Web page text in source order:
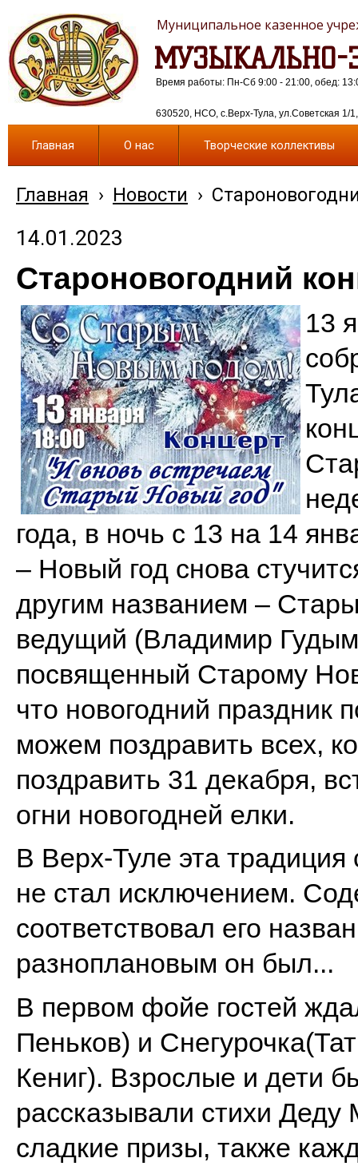
МУЗЫКАЛЬНО-
Муниципальное казенное
630520, НСО, с.Верх-Тула, ул.Советская 1/
Время работы: Пн-Сб 9:00 - 21:00, обед:
Главная О нас Творческие коллективы
Главная › Новости ›
14.01.2023
Староновогодний
13
года, в ночь с 13 на 14
– Новый год снова
другим названием –
ведущий (Владимир
посвященный Старому
что новогодний праздник
можем поздравить всех,
поздравить 31 декабря,
огни новогодней елки.
В Верх-Туле эта традиция
не стал исключением.
соответствовал его
разноплановым он был...
В первом фойе гостей
Пеньков) и
Кениг). Взрослые и дети
рассказывали стихи Деду
сладкие призы, также